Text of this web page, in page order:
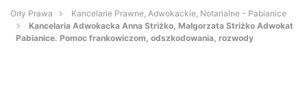
Orły Prawa
Kancelarie Prawne, Adwokackie, Notarialne - Pabianice
Kancelaria Adwokacka Anna Striżko, Małgorzata Striżko Adwokat
Pabianice. Pomoc frankowiczom, odszkodowania, rozwody